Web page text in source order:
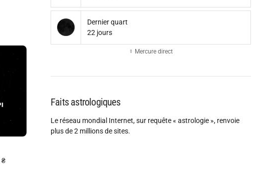
₴
Dernier quart
22 jours
☿ Mercure direct
Faits astrologiques
Le réseau mondial Internet, sur requête « astrologie », renvoie
plus de 2 millions de sites.